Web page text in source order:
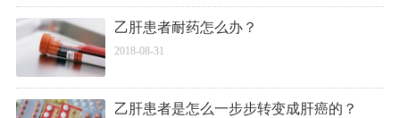
乙肝患者耐药怎么办？
2018-08-31
乙肝患者是怎么一步步转变成肝癌的？